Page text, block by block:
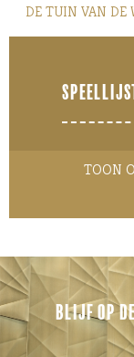
DE TUIN VAN
TOON
BLIJF OP